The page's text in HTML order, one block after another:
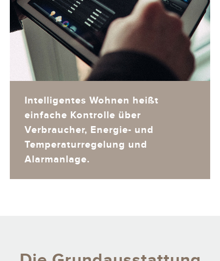
Intelligentes Wohnen heißt
einfache Kontrolle über
Verbraucher, Energie- und
Temperaturregelung und
Alarmanlage.